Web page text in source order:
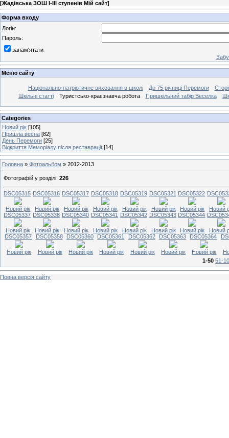
[Жадівська ЗОШ І-ІІІ ступенів Мій сайт]
Форма входу
Логін:
Пароль:
запам'ятати
Меню сайту
Національно-патріотичне виховання в школі До 75 річниці Перемоги
Шкільні статті
Туристсько-краєзнавча робота Пришкільний табір Веселка
Categories
Новий рік [105]
Пришла весна [82]
День Перемоги [25]
Відкриття Меморіалу після реставрації [14]
Головна » Фотоальбом » 2012-2013
Фотографій у розділі: 226
DSC05315
Новий рік
DSC05316
Новий рік
DSC05317
Новий рік
DSC05318
Новий рік
DSC05319
Новий рік
DSC05321
Новий рік
DSC05322
Новий рік
Новий
DSC05337
Новий рік
DSC05338
Новий рік
DSC05340
Новий рік
DSC05341
Новий рік
DSC05342
Новий рік
DSC05343
Новий рік
DSC05344
Новий рік
Новий
DSC05357
Новий рік
DSC05358
Новий рік
DSC05360
Новий рік
DSC05361
Новий рік
DSC05362
Новий рік
DSC05363
Новий рік
DSC05364
Новий рік
1-50 51-
Повна версія сайту